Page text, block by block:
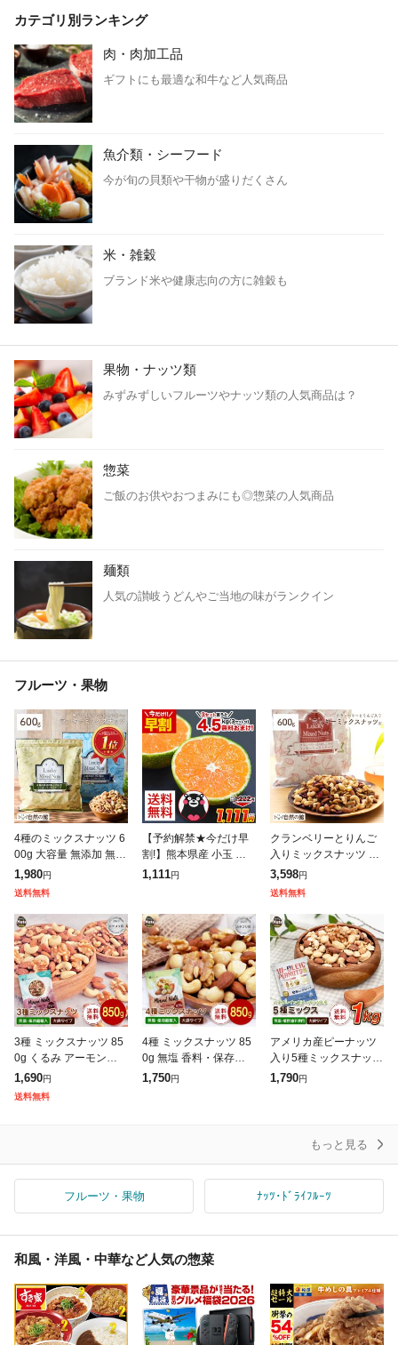
カテゴリ別ランキング
肉・肉加工品
ギフトにも最適な和牛など人気商品
魚介類・シーフード
今が旬の貝類や干物が盛りだくさん
米・雑穀
ブランド米や健康志向の方に雑穀も
果物・ナッツ類
みずみずしいフルーツやナッツ類の人気商品は？
惣菜
ご飯のお供やおつまみにも◎惣菜の人気商品
麺類
人気の讃岐うどんやご当地の味がランクイン
フルーツ・果物
4種のミックスナッツ 6
00g 大容量 無添加 無塩
有塩選べる ナッツ ラッ
キーミックスナッツ 家
飲み 食品ランキング1
位獲得
1,980円
送料無料
【予約解禁★今だけ早
割!】熊本県産 小玉 み
かん 送料無料 訳あり
1,111円
クランベリーとりんご
入りミックスナッツ 60
0g 無塩 ナッツ くるみ
カシューナッツ アーモ
ンド トレイルミックス
3,598円
送料無料
3種 ミックスナッツ 85
0g くるみ アーモンド
カシューナッツ 送料無
料 無塩 無油 無添加 チ
1,690円
送料無料
4種 ミックスナッツ 85
0g 無塩 香料・保存料不
使用 送料無料 アーモン
1,750円
アメリカ産ピーナッツ
入り5種ミックスナッツ
1kg ハイオレイックピ
1,790円
もっと見る
フルーツ・果物 ﾅｯﾂ･ﾄﾞﾗｲﾌﾙｰﾂ
和風・洋風・中華など人気の惣菜